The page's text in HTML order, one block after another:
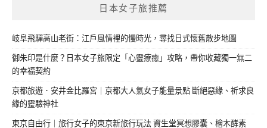
日本女子旅推薦
岐阜飛驒高山老街：江戶風情裡的慢時光，尋找日式懷舊散步地圖
御朱印是什麼？日本女子旅限定「心靈療癒」攻略，帶你收藏獨一無二
的幸福契約
京都旅遊．安井金比羅宮｜京都大人氣女子能量景點 斷絕惡緣、祈求良
緣的靈驗神社
東京自由行｜旅行女子的東京新旅行玩法 資生堂冥想膠囊、檜木酵素